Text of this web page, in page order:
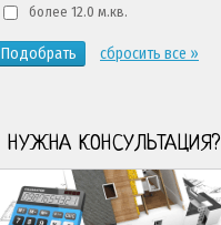
более 12.0 м.кв.
Подобрать сбросить все »
НУЖНА КОНСУЛЬТАЦИЯ?